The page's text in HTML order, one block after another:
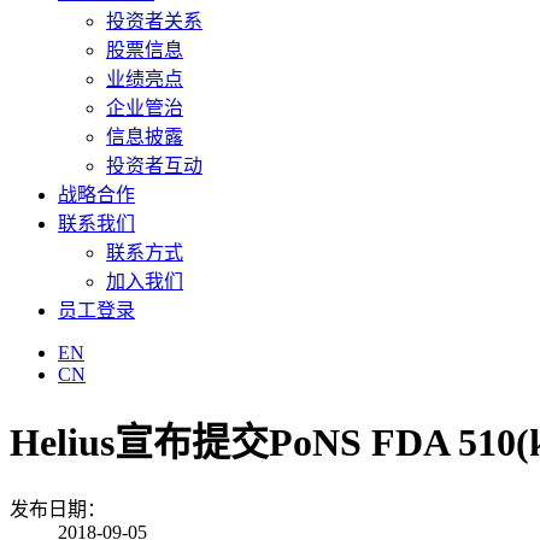
投资者关系
股票信息
业绩亮点
企业管治
信息披露
投资者互动
战略合作
联系我们
联系方式
加入我们
员工登录
EN
CN
Helius宣布提交PoNS FDA
发布日期：
2018-09-05